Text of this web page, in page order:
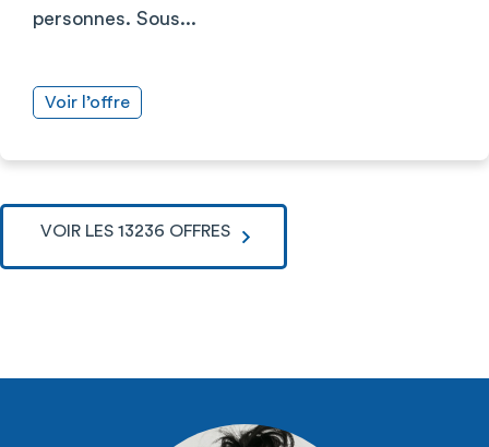
personnes. Sous...
Voir l’offre
VOIR LES 13236 OFFRES